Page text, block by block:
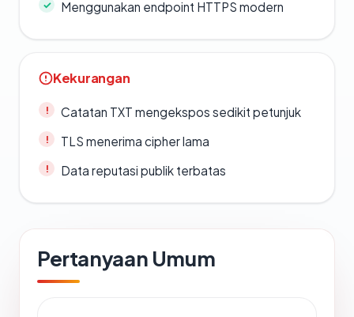
Menggunakan endpoint HTTPS modern
Kekurangan
Catatan TXT mengekspos sedikit petunjuk
TLS menerima cipher lama
Data reputasi publik terbatas
Pertanyaan Umum